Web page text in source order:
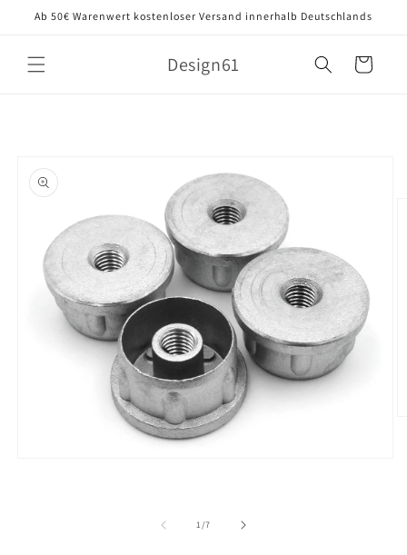
zum
Ab 50€ Warenwert kostenloser Versand innerhalb Deutschlands
Design61 Warenkorb
1/von
7